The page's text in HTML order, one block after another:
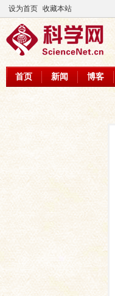
设为首页 收藏本站
首页 新闻 博客